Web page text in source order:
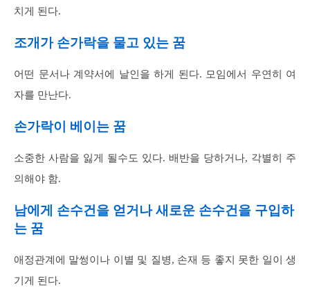
치게 된다.
조개가 손가락을 물고 있는 꿈
어떤 문서나 계약서에 날인을 하게 된다. 모임에서 우연히 여
자를 만난다.
손가락이 베이는 꿈
소중한 사람을 잃게 될수도 있다. 배반을 당하거나, 각별히 주
의해야 함.
남에게 손수건을 얻거나 새로운 손수건을 구입하
는 꿈
애정관계에 말썽이나 이별 및 질병, 손재 등 좋지 못한 일이 생
기게 된다.